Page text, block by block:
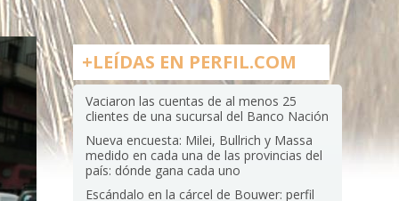
+LEÍDAS EN PERFIL.COM
Vaciaron las cuentas de al menos 25
clientes de una sucursal del Banco Nación
Nueva encuesta: Milei, Bullrich y Massa
medido en cada una de las provincias del
país: dónde gana cada uno
Escándalo en la cárcel de Bouwer: perfil